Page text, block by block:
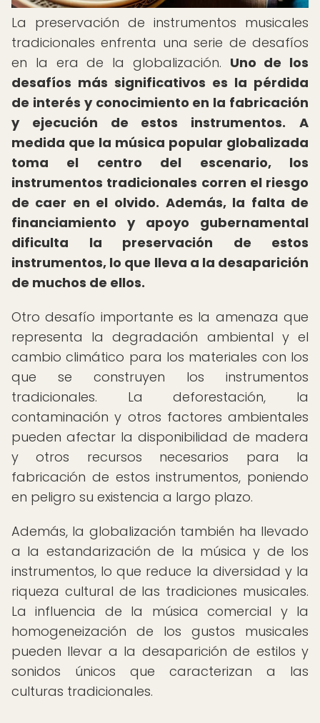
La preservación de instrumentos musicales
tradicionales enfrenta una serie de desafíos
en la era de la globalización. Uno de los
desafíos más significativos es la pérdida
de interés y conocimiento en la fabricación
y ejecución de estos instrumentos.
A
medida que la música popular globalizada
toma el centro del escenario, los
instrumentos tradicionales corren el riesgo
de caer en el olvido. Además, la falta de
financiamiento y apoyo gubernamental
dificulta la preservación de estos
instrumentos, lo que lleva a la desaparición
de muchos de ellos.
Otro desafío importante es la amenaza que
representa la degradación ambiental y el
cambio climático para los materiales con los
que se construyen los instrumentos
tradicionales. La deforestación, la
contaminación y otros factores ambientales
pueden afectar la disponibilidad de madera
y otros recursos necesarios para la
fabricación de estos instrumentos, poniendo
en peligro su existencia a largo plazo.
Además, la globalización también ha llevado
a la estandarización de la música y de los
instrumentos, lo que reduce la diversidad y la
riqueza cultural de las tradiciones musicales.
La influencia de la música comercial y la
homogeneización de los gustos musicales
pueden llevar a la desaparición de estilos y
sonidos únicos que caracterizan a las
culturas tradicionales.